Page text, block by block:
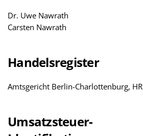
Dr. Uwe Nawrath
Carsten Nawrath
Handelsregister
Amtsgericht Berlin-Charlottenburg,
Umsatzsteuer-